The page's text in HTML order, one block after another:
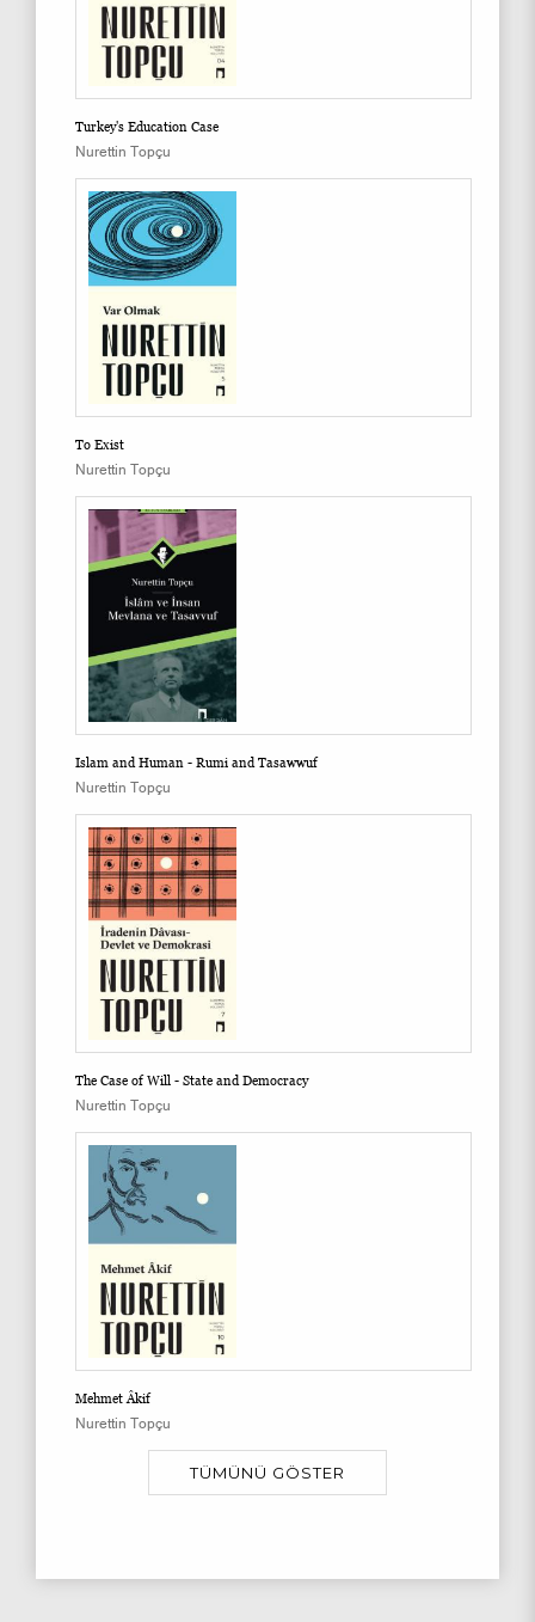
Turkey's Education Case
Nurettin Topçu
To Exist
Nurettin Topçu
Islam and Human - Rumi and Tasawwuf
Nurettin Topçu
The Case of Will - State and Democracy
Nurettin Topçu
Mehmet Âkif
Nurettin Topçu
TÜMÜNÜ GÖSTER